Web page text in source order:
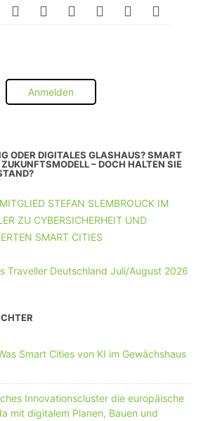
Anmelden
ODER DIGITALES GLASHAUS? SMART
– DOCH HALTEN SIE
STEFAN SLEMBROUCK IM
ZU CYBERSICHERHEIT UND
SMART CITIES
Smart Cities von KI im Gewächshaus
Innovationscluster die europäische
mit digitalem Planen, Bauen und